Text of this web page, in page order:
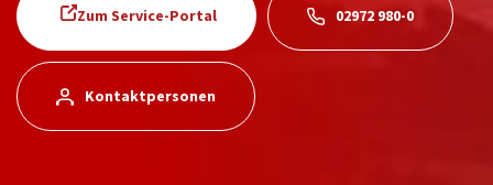
Zum Service-Portal 02972 980-0
Kontaktpersonen